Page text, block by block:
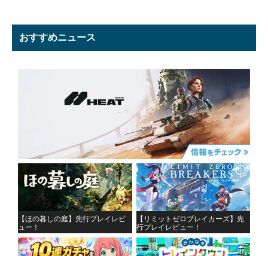
おすすめニュース
【ほの暮しの庭】先行プレイレビ
ュー！
【リミットゼロブレイカーズ】先
行プレイレビュー！